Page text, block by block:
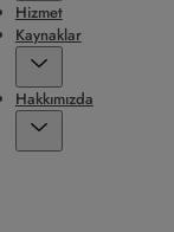
Hizmet
Kaynaklar
Hakkımızda